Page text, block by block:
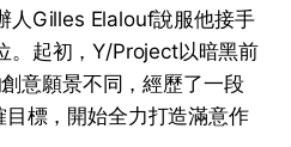
人Gilles Elalouf說服他接手
。起初，Y/Project以暗黑前
意願景不同，經歷了一段
標，開始全力打造滿意作